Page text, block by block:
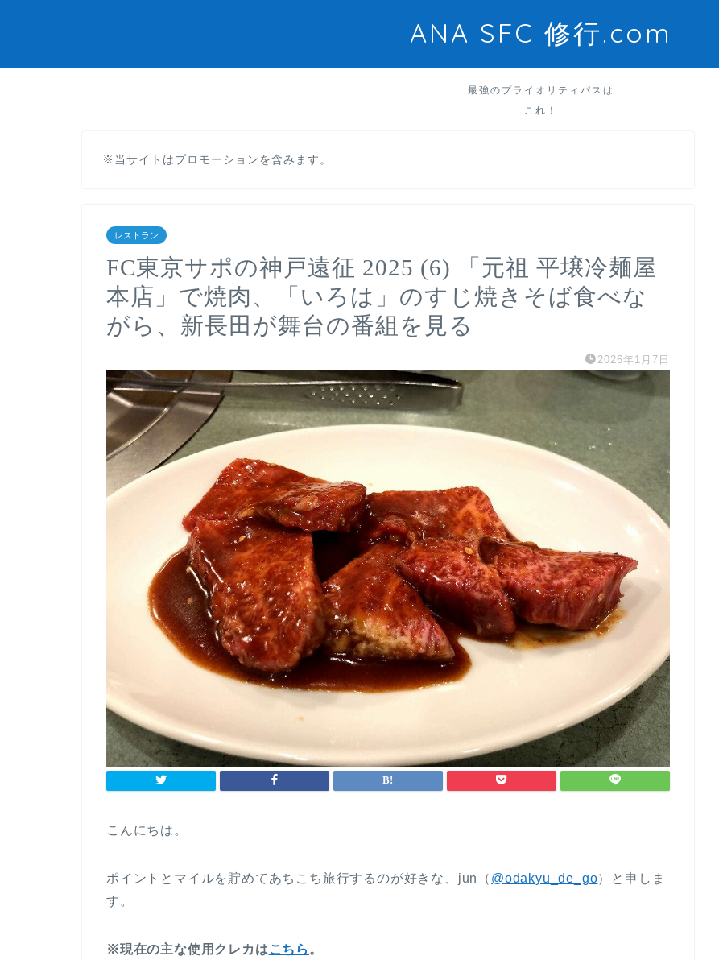
ANA SFC 修行.com
最強のプライオリティパスは
これ！
※当サイトはプロモーションを含みます。
レストラン
FC東京サポの神戸遠征 2025 (6) 「元祖 平壌冷麺屋
本店」で焼肉、「いろは」のすじ焼きそば食べな
がら、新長田が舞台の番組を見る
2026年1月7日
こんにちは。
ポイントとマイルを貯めてあちこち旅行するのが好きな、jun（ @odakyu_de_go）と申しま
す。
※現在の主な使用クレカは こちら 。